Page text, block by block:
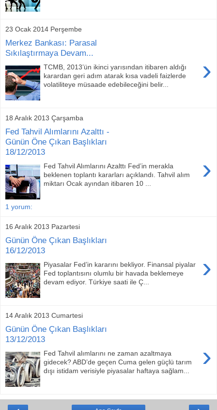
23 Ocak 2014 Perşembe
Merkez Bankası: Parasal
Sıkılaştırmaya Devam...
›
TCMB, 2013’ün ikinci yarısından itibaren aldığı
karardan geri adım atarak kısa vadeli faizlerde
volatiliteye müsaade edebileceğini belir...
18 Aralık 2013 Çarşamba
Fed Tahvil Alımlarını Azalttı -
Günün Öne Çıkan Başlıkları
18/12/2013
›
Fed Tahvil Alımlarını Azalttı Fed’in merakla
beklenen toplantı kararları açıklandı. Tahvil alım
miktarı Ocak ayından itibaren 10 ...
1 yorum:
16 Aralık 2013 Pazartesi
Günün Öne Çıkan Başlıkları
16/12/2013
›
Piyasalar Fed’in kararını bekliyor. Finansal piyalar
Fed toplantısını olumlu bir havada beklemeye
devam ediyor. Türkiye saati ile Ç...
14 Aralık 2013 Cumartesi
Günün Öne Çıkan Başlıkları
13/12/2013
›
Fed Tahvil alımlarını ne zaman azaltmaya
gidecek? ABD’de geçen Cuma gelen güçlü tarım
dışı istidam verisiyle piyasalar haftaya sağlam...